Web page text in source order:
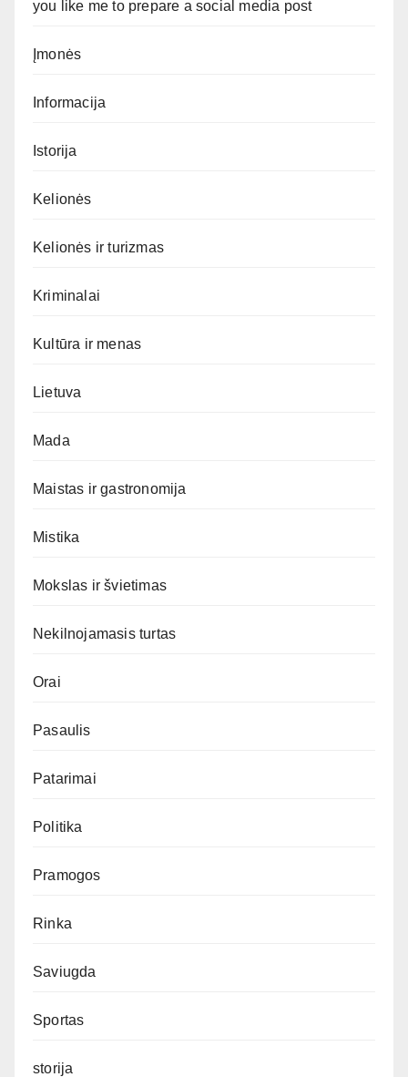
you like me to prepare a social media post
Įmonės
Informacija
Istorija
Kelionės
Kelionės ir turizmas
Kriminalai
Kultūra ir menas
Lietuva
Mada
Maistas ir gastronomija
Mistika
Mokslas ir švietimas
Nekilnojamasis turtas
Orai
Pasaulis
Patarimai
Politika
Pramogos
Rinka
Saviugda
Sportas
storija